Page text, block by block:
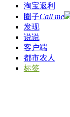
淘宝返利
圈子Call me
发现
说说
客户端
都市农人
标签